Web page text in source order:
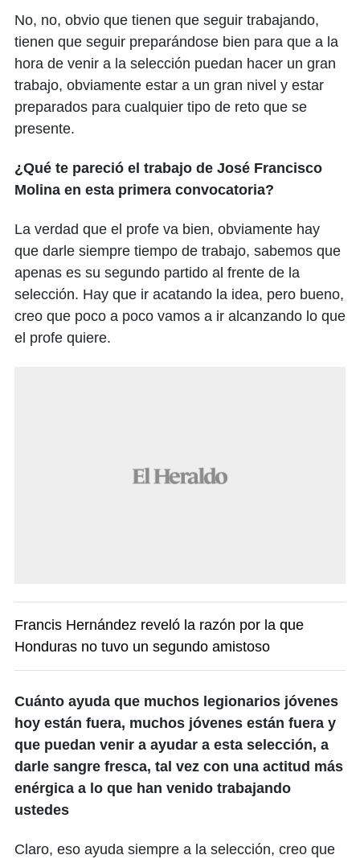
No, no, obvio que tienen que seguir trabajando,
tienen que seguir preparándose bien para que a la
hora de venir a la selección puedan hacer un gran
trabajo, obviamente estar a un gran nivel y estar
preparados para cualquier tipo de reto que se
presente.
¿Qué te pareció el trabajo de José Francisco
Molina en esta primera convocatoria?
La verdad que el profe va bien, obviamente hay
que darle siempre tiempo de trabajo, sabemos que
apenas es su segundo partido al frente de la
selección. Hay que ir acatando la idea, pero bueno,
creo que poco a poco vamos a ir alcanzando lo que
el profe quiere.
Francis Hernández reveló la razón por la que
Honduras no tuvo un segundo amistoso
Cuánto ayuda que muchos legionarios jóvenes
hoy están fuera, muchos jóvenes están fuera y
que puedan venir a ayudar a esta selección, a
darle sangre fresca, tal vez con una actitud más
enérgica a lo que han venido trabajando
ustedes
Claro, eso ayuda siempre a la selección, creo que